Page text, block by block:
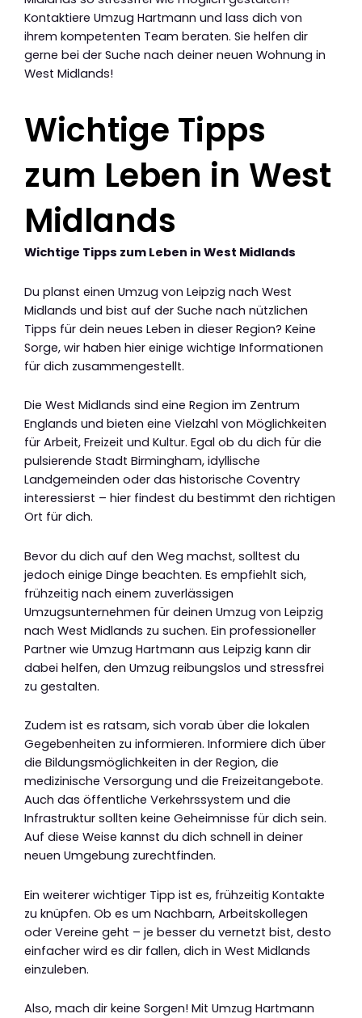
Kontaktiere Umzug Hartmann und lass dich von
ihrem kompetenten Team beraten. Sie helfen dir
gerne bei der Suche nach deiner neuen Wohnung in
West Midlands!
Wichtige Tipps
zum Leben in West
Midlands
Wichtige Tipps zum Leben in West Midlands
Du planst einen Umzug von Leipzig nach West
Midlands und bist auf der Suche nach nützlichen
Tipps für dein neues Leben in dieser Region? Keine
Sorge, wir haben hier einige wichtige Informationen
für dich zusammengestellt.
Die West Midlands sind eine Region im Zentrum
Englands und bieten eine Vielzahl von Möglichkeiten
für Arbeit, Freizeit und Kultur. Egal ob du dich für die
pulsierende Stadt Birmingham, idyllische
Landgemeinden oder das historische Coventry
interessierst – hier findest du bestimmt den richtigen
Ort für dich.
Bevor du dich auf den Weg machst, solltest du
jedoch einige Dinge beachten. Es empfiehlt sich,
frühzeitig nach einem zuverlässigen
Umzugsunternehmen für deinen Umzug von Leipzig
nach West Midlands zu suchen. Ein professioneller
Partner wie Umzug Hartmann aus Leipzig kann dir
dabei helfen, den Umzug reibungslos und stressfrei
zu gestalten.
Zudem ist es ratsam, sich vorab über die lokalen
Gegebenheiten zu informieren. Informiere dich über
die Bildungsmöglichkeiten in der Region, die
medizinische Versorgung und die Freizeitangebote.
Auch das öffentliche Verkehrssystem und die
Infrastruktur sollten keine Geheimnisse für dich sein.
Auf diese Weise kannst du dich schnell in deiner
neuen Umgebung zurechtfinden.
Ein weiterer wichtiger Tipp ist es, frühzeitig Kontakte
zu knüpfen. Ob es um Nachbarn, Arbeitskollegen
oder Vereine geht – je besser du vernetzt bist, desto
einfacher wird es dir fallen, dich in West Midlands
einzuleben.
Also, mach dir keine Sorgen! Mit Umzug Hartmann